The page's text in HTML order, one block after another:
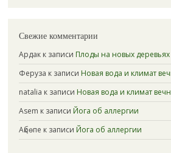
Свежие комментарии
Ардакк записи Плоды на новых
Феруза к записи Новая вода и климат
natalia к записи Новая вода и климат
Asem к записи Йога об аллергии
Ақбөпе к записи Йога об аллергии